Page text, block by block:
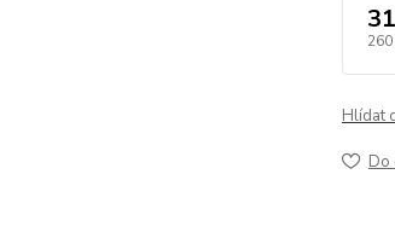
260
Hlídat
Do